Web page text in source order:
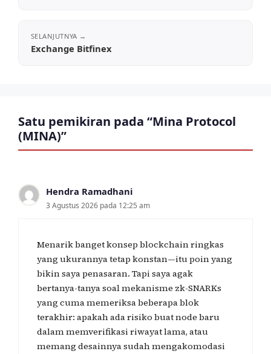
Exchange Bitfinex
Satu pemikiran pada “Mina Protocol
(MINA)”
Hendra Ramadhani
3 Agustus 2026 pada 12:25 am
Menarik banget konsep blockchain ringkas
yang ukurannya tetap konstan—itu poin yang
bikin saya penasaran. Tapi saya agak
bertanya-tanya soal mekanisme zk-SNARKs
yang cuma memeriksa beberapa blok
terakhir: apakah ada risiko buat node baru
dalam memverifikasi riwayat lama, atau
memang desainnya sudah mengakomodasi